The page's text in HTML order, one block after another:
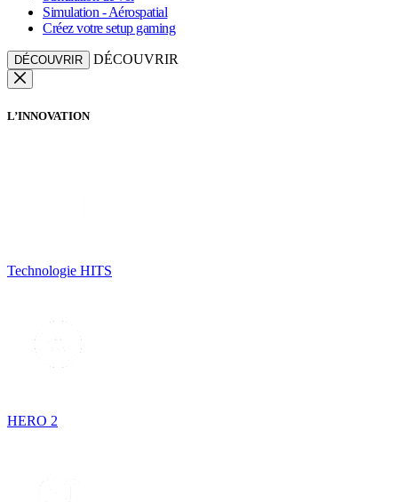
Simulation - Aérospatial
Créez votre setup gaming
DÉCOUVRIR DÉCOUVRIR
L’INNOVATION
Technologie HITS
HERO 2